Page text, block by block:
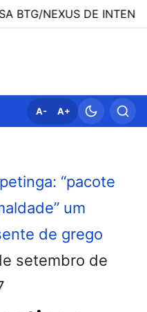
DE INTENÇÃO DE
A- A+
setembro de